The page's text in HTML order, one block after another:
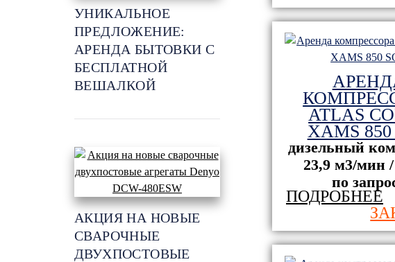
УНИКАЛЬНОЕ
ПРЕДЛОЖЕНИЕ:
АРЕНДА БЫТОВКИ С
БЕСПЛАТНОЙ
ВЕШАЛКОЙ
АКЦИЯ НА НОВЫЕ
СВАРОЧНЫЕ
ДВУХПОСТОВЫЕ
ATLAS
XAMS 850
дизельный
23,9 м3/мин
по
ПОДРОБНЕЕ